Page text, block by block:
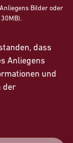
Bilder oder
dass
Anliegens
und
der